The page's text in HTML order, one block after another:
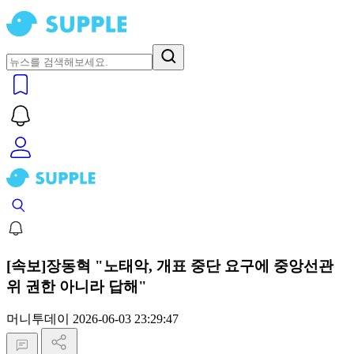
[속보]장동혁 "노태악, 개표 중단 요구에 중앙선관
위 권한 아니라 답해"
머니투데이 2026-06-03 23:29:47